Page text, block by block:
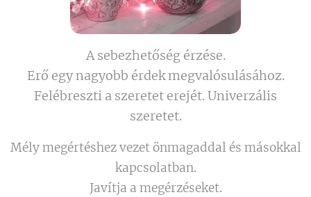
A sebezhetőség érzése.
Erő egy nagyobb érdek megvalósulásához.
Felébreszti a szeretet erejét. Univerzális
szeretet.
Mély megértéshez vezet önmagaddal és másokkal
kapcsolatban.
Javítja a megérzéseket.